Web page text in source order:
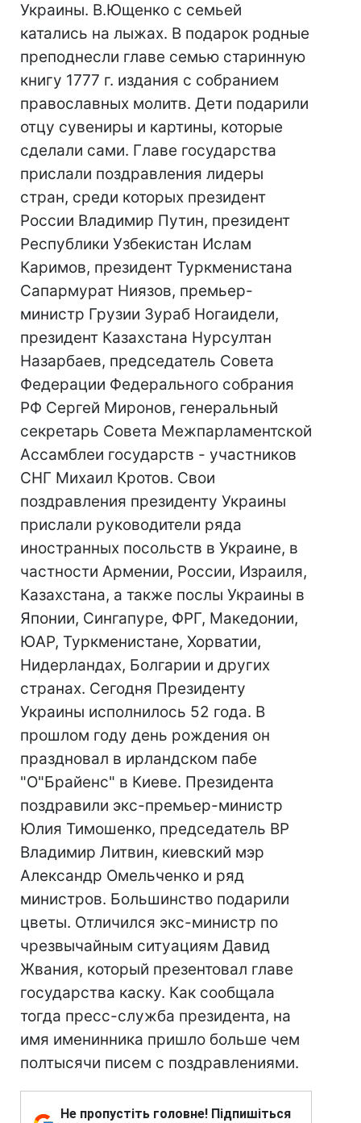
Украины. В.Ющенко с семьей
катались на лыжах. В подарок родные
преподнесли главе семью старинную
книгу 1777 г. издания с собранием
православных молитв. Дети подарили
отцу сувениры и картины, которые
сделали сами. Главе государства
прислали поздравления лидеры
стран, среди которых президент
России Владимир Путин, президент
Республики Узбекистан Ислам
Каримов, президент Туркменистана
Сапармурат Ниязов, премьер-
министр Грузии Зураб Ногаидели,
президент Казахстана Нурсултан
Назарбаев, председатель Совета
Федерации Федерального собрания
РФ Сергей Миронов, генеральный
секретарь Совета Межпарламентской
Ассамблеи государств - участников
СНГ Михаил Кротов. Свои
поздравления президенту Украины
прислали руководители ряда
иностранных посольств в Украине, в
частности Армении, России, Израиля,
Казахстана, а также послы Украины в
Японии, Сингапуре, ФРГ, Македонии,
ЮАР, Туркменистане, Хорватии,
Нидерландах, Болгарии и других
странах. Сегодня Президенту
Украины исполнилось 52 года. В
прошлом году день рождения он
праздновал в ирландском пабе
"О"Брайенс" в Киеве. Президента
поздравили экс-премьер-министр
Юлия Тимошенко, председатель ВР
Владимир Литвин, киевский мэр
Александр Омельченко и ряд
министров. Большинство подарили
цветы. Отличился экс-министр по
чрезвычайным ситуациям Давид
Жвания, который презентовал главе
государства каску. Как сообщала
тогда пресс-служба президента, на
имя именинника пришло больше чем
полтысячи писем с поздравлениями.
Не пропустіть головне! Підпишіться